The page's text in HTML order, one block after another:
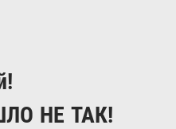
НЕ ТАК!